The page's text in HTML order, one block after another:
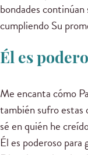
bondades
cumpliendo Su
Él es
Me encanta cómo
también sufro estas
sé en quién he
Él es poderoso